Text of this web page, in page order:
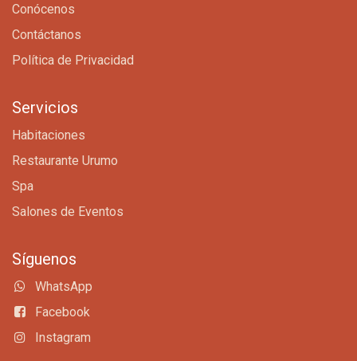
Conócenos
Contáctanos
Política de Privacidad
Servicios
Habitaciones
Restaurante Urumo
Spa
Salones de Eventos
Síguenos
WhatsApp
Facebook
Instagram